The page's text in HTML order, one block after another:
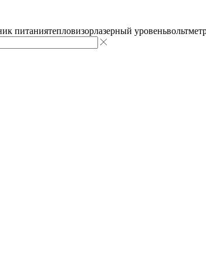
питаниятепловизорлазерный уровень